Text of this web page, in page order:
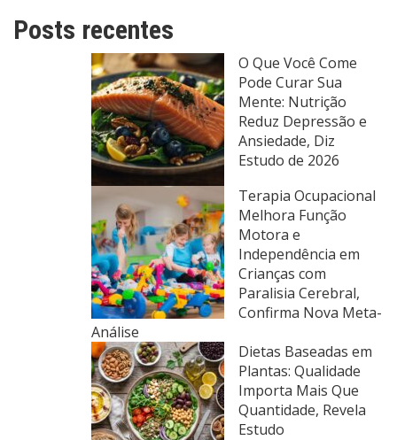
Posts recentes
O Que Você Come
Pode Curar Sua
Mente: Nutrição
Reduz Depressão e
Ansiedade, Diz
Estudo de 2026
Terapia Ocupacional
Melhora Função
Motora e
Independência em
Crianças com
Paralisia Cerebral,
Confirma Nova Meta-
Análise
Dietas Baseadas em
Plantas: Qualidade
Importa Mais Que
Quantidade, Revela
Estudo